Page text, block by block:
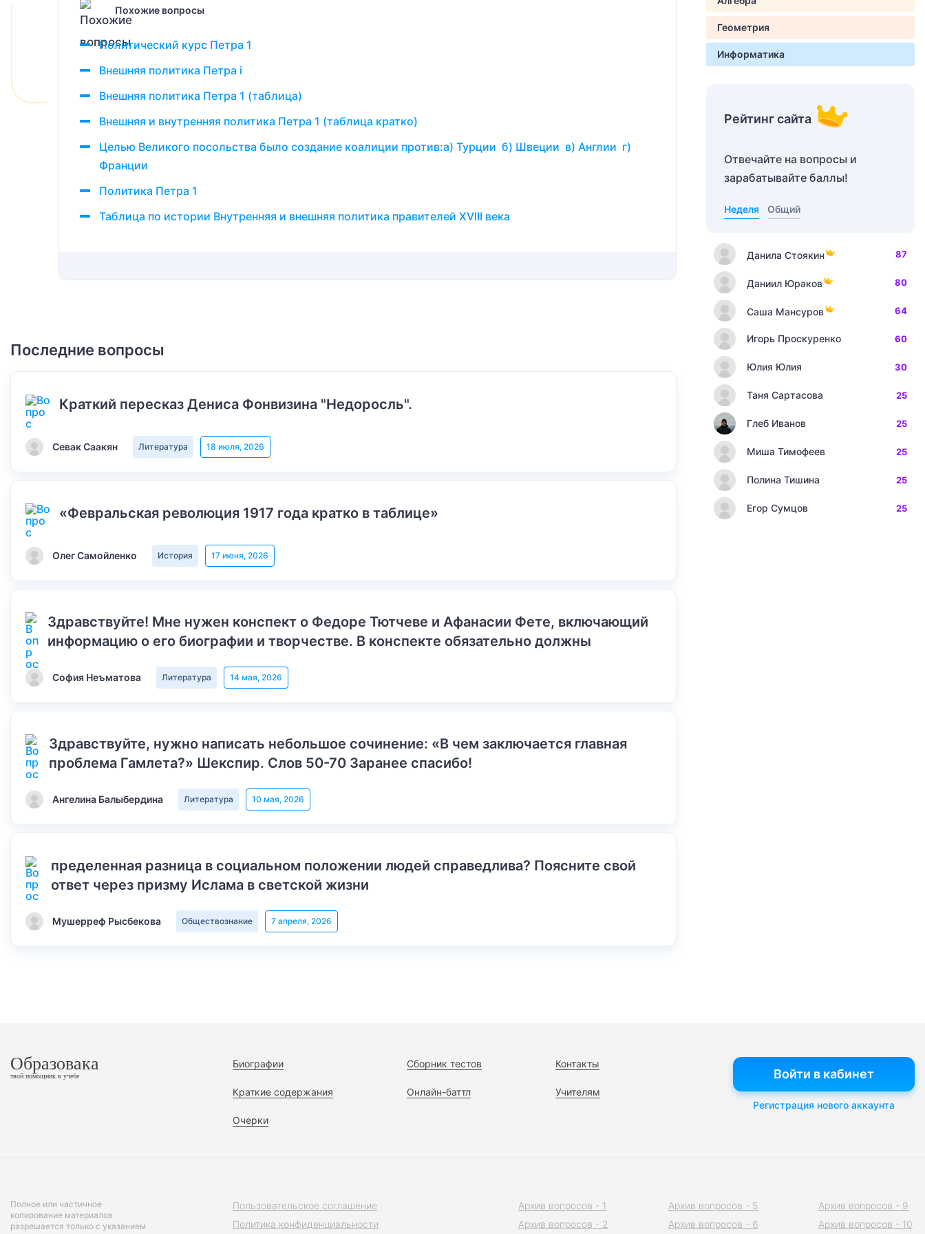
Похожие вопросы
Политический курс Петра 1
Внешняя политика Петра i
Внешняя политика Петра 1 (таблица)
Внешняя и внутренняя политика Петра 1 (таблица кратко)
Целью Великого посольства было создание коалиции против:а) Турции б) Швеции в) Англии г)
Франции
Политика Петра 1
Таблица по истории Внутренняя и внешняя политика правителей XVIII века
Последние вопросы
Краткий пересказ Дениса Фонвизина "Недоросль".
Севак Саакян Литература 18 июля, 2026
«Февральская революция 1917 года кратко в таблице»
Олег Самойленко История 17 июня, 2026
Здравствуйте! Мне нужен конспект о Федоре Тютчеве и Афанасии Фете, включающий
информацию о его биографии и творчестве. В конспекте обязательно должны
София Неъматова Литература 14 мая, 2026
Здравствуйте, нужно написать небольшое сочинение: «В чем заключается главная
проблема Гамлета?» Шекспир. Слов 50-70 Заранее спасибо!
Ангелина Балыбердина Литература 10 мая, 2026
пределенная разница в социальном положении людей справедлива? Поясните свой
ответ через призму Ислама в светской жизни
Мушерреф Рысбекова Обществознание 7 апреля, 2026
Геометрия
Информатика
Рейтинг сайта
Отвечайте на вопросы и
зарабатывайте баллы!
Неделя Общий
Данила Стоякин 87
Даниил Юраков 80
Саша Мансуров 64
Игорь Проскуренко 60
Юлия Юлия 30
Таня Сартасова 25
Глеб Иванов 25
Миша Тимофеев 25
Полина Тишина 25
Егор Сумцов 25
Образовака
твой помощник в учебе
Биографии
Краткие содержания
Очерки
Сборник тестов
Онлайн-баттл
Контакты
Учителям
Войти в кабинет
Регистрация нового аккаунта
Полное или частичное
копирование материалов
разрешается только с указанием
Пользовательское соглашение
Политика конфиденциальности
Архив вопросов - 1
Архив вопросов - 2
Архив вопросов - 5
Архив вопросов - 6
Архив вопросов - 9
Архив вопросов - 10